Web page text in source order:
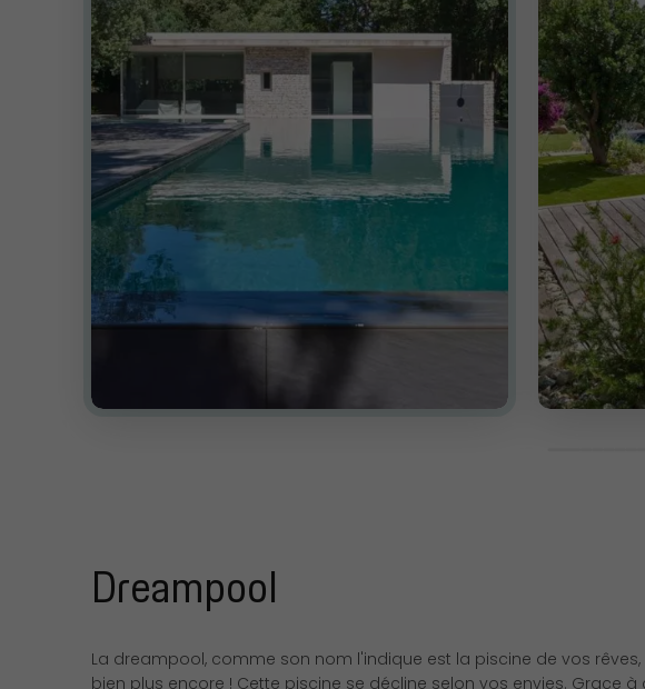
Dreampool
La dreampool, comme son nom l'indique est la piscine de vos
bien plus encore ! Cette piscine se décline selon vos envies. Grace